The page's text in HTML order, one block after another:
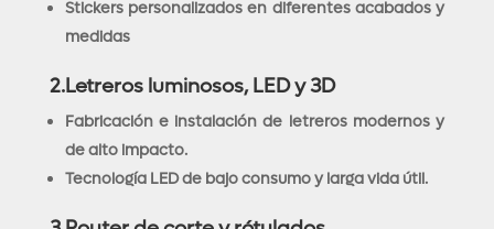
Stickers personalizados en diferentes acabados y
medidas
2.Letreros luminosos, LED y 3D
Fabricación e instalación de letreros modernos y
de alto impacto.
Tecnología LED de bajo consumo y larga vida útil.